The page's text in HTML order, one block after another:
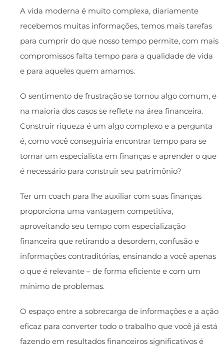
A vida moderna é muito complexa, diariamente
recebemos muitas informações, temos mais tarefas
para cumprir do que nosso tempo permite, com mais
compromissos falta tempo para a qualidade de vida
e para aqueles quem amamos.
O sentimento de frustração se tornou algo comum, e
na maioria dos casos se reflete na área financeira.
Construir riqueza é um algo complexo e a pergunta
é, como você conseguiria encontrar tempo para se
tornar um especialista em finanças e aprender o que
é necessário para construir seu patrimônio?
Ter um coach para lhe auxiliar com suas finanças
proporciona uma vantagem competitiva,
aproveitando seu tempo com especialização
financeira que retirando a desordem, confusão e
informações contraditórias, ensinando a você apenas
o que é relevante – de forma eficiente e com um
mínimo de problemas.
O espaço entre a sobrecarga de informações e a ação
eficaz para converter todo o trabalho que você já está
fazendo em resultados financeiros significativos é